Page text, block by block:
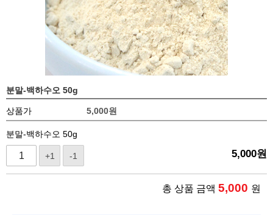
분말-백하수오 50g
상품가 5,000원
분말-백하수오 50g
+1 -1 5,000원
총 상품 금액 5,000 원